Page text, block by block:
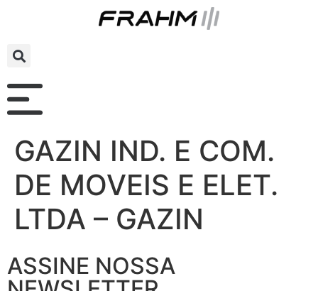
GAZIN IND. E COM.
DE MOVEIS E ELET.
LTDA – GAZIN
ASSINE NOSSA